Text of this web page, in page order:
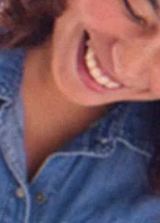
RIGHTS BY MIHO FUKUHARA